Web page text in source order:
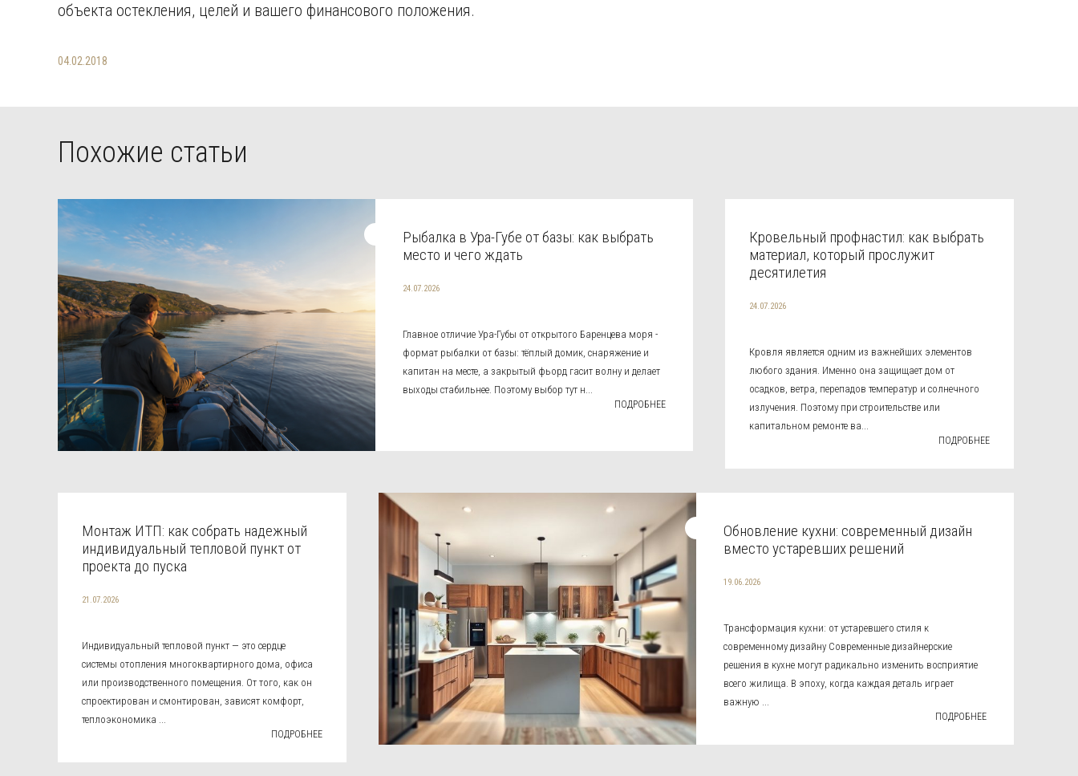
объекта остекления, целей и вашего финансового положения.
04.02.2018
Похожие статьи
Рыбалка в Ура-Губе от базы: как выбрать
место и чего ждать
24.07.2026
Главное отличие Ура-Губы от открытого Баренцева моря -
формат рыбалки от базы: тёплый домик, снаряжение и
капитан на месте, а закрытый фьорд гасит волну и делает
выходы стабильнее. Поэтому выбор тут н...
ПОДРОБНЕЕ
Кровельный профнастил: как выбрать
материал, который прослужит
десятилетия
24.07.2026
Кровля является одним из важнейших элементов
любого здания. Именно она защищает дом от
осадков, ветра, перепадов температур и солнечного
излучения. Поэтому при строительстве или
капитальном ремонте ва...
ПОДРОБНЕЕ
Монтаж ИТП: как собрать надежный
индивидуальный тепловой пункт от
проекта до пуска
21.07.2026
Индивидуальный тепловой пункт — это сердце
системы отопления многоквартирного дома, офиса
или производственного помещения. От того, как он
спроектирован и смонтирован, зависят комфорт,
теплоэкономика ...
ПОДРОБНЕЕ
Обновление кухни: современный дизайн
вместо устаревших решений
19.06.2026
Трансформация кухни: от устаревшего стиля к
современному дизайну Современные дизайнерские
решения в кухне могут радикально изменить восприятие
всего жилища. В эпоху, когда каждая деталь играет
важную ...
ПОДРОБНЕЕ